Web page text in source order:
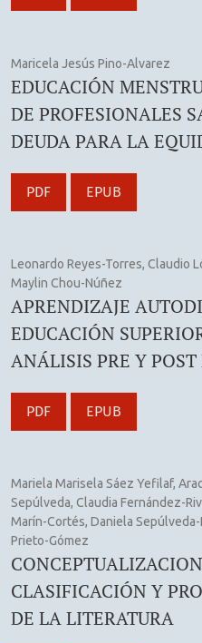
Maricela Jesús Pino-Alvarez
EDUCACIÓN
DE PROFESIONALES
DEUDA PARA LA
PDF EPUB
Leonardo Reyes-Torres, Claudio
Maylin Chou-Núñez
APRENDIZAJE
EDUCACIÓN
ANÁLISIS PRE Y
PDF EPUB
Mariela Marisela Sáez Yefilaf,
Sepúlveda, Claudia Fernández-
Marín-Cortés, Daniela Sepúlveda-
Prieto-Gómez
CLASIFICACIÓN Y
DE LA LITERATURA